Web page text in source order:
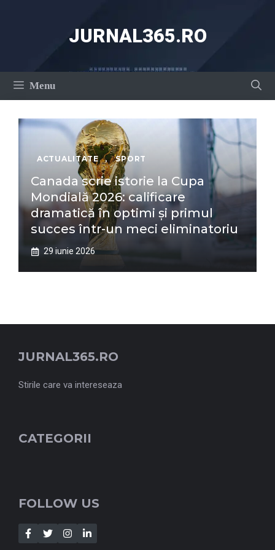
JURNAL365.RO
Menu
ACTUALITATE , SPORT
Canada scrie istorie la Cupa
Mondială 2026: calificare
dramatică în optimi și primul
succes într-un meci eliminatoriu
29 iunie 2026
JURNAL365.RO
Stirile care va intereseaza
CATEGORII
FOLLOW US